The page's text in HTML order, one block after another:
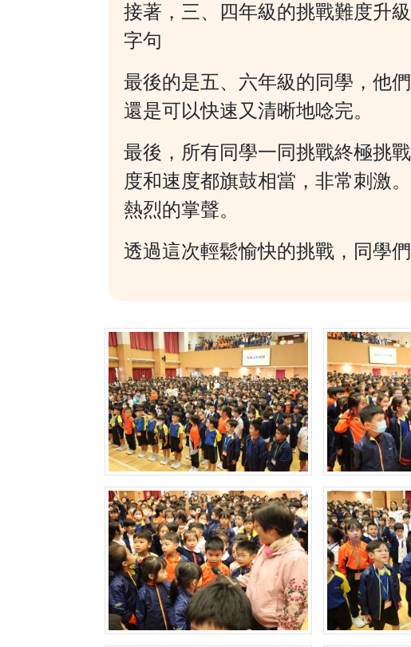
接著，三、四年級的挑戰難度升
字句
最後的是五、六年級的同學，他
還是可以快速又清晰地唸完。
最後，所有同學一同挑戰終極挑
度和速度都旗鼓相當，非常刺激
熱烈的掌聲。
透過這次輕鬆愉快的挑戰，同學